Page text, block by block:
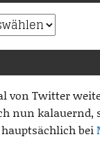
von Twitter
nun kalauernd,
bei